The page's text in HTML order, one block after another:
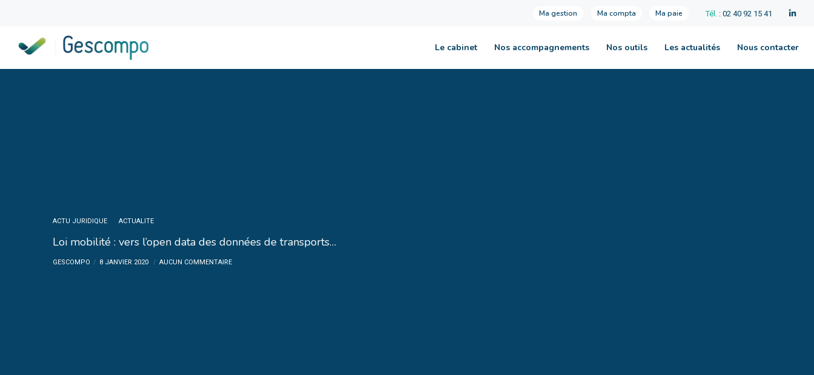
Ma gestion Ma compta Ma paie Tél. : 02 40 92 15 41
Le cabinet Nos accompagnements Nos outils Les actualités Nous contacter
ACTU JURIDIQUE ACTUALITE
Loi mobilité : vers l’open data des données de transports…
GESCOMPO 8 JANVIER 2020 AUCUN COMMENTAIRE